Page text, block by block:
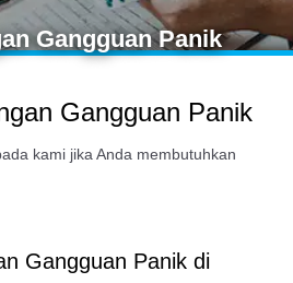
Gangguan Panik
Gangguan Panik
kami jika Anda membutuhkan
Gangguan Panik di